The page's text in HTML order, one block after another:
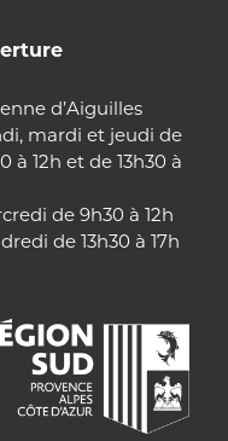
d’Aiguilles
mardi et jeudi de
à 12h et de 13h30 à
de 9h30 à 12h
de 13h30 à 17h